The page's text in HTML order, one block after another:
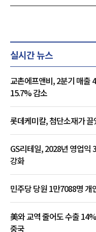
실시간 뉴스
교촌에프앤비, 2분기 매
15.7% 감소
롯데케미칼, 첨단소재가
GS리테일, 2028년 영업
강화
민주당 당원 1만7088명
美와 교역 줄어도 수출
중국